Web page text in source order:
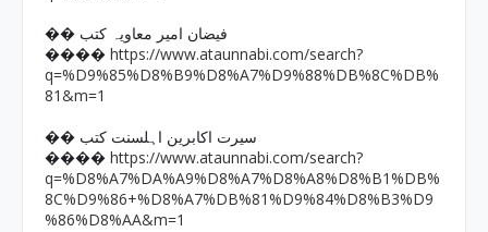
�� فیضان امیر معاویہ کتب
���� https://www.ataunnabi.com/search?
q=%D9%85%D8%B9%D8%A7%D9%88%DB%8C%DB%
81&m=1
�� سیرت اکابرین اہلسنت کتب
���� https://www.ataunnabi.com/search?
q=%D8%A7%DA%A9%D8%A7%D8%A8%D8%B1%DB%
8C%D9%86+%D8%A7%DB%81%D9%84%D8%B3%D9
%86%D8%AA&m=1